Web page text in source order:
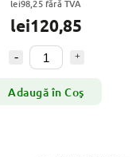
lei98,25 fără TVA
lei120,85
Adaugă în Coş